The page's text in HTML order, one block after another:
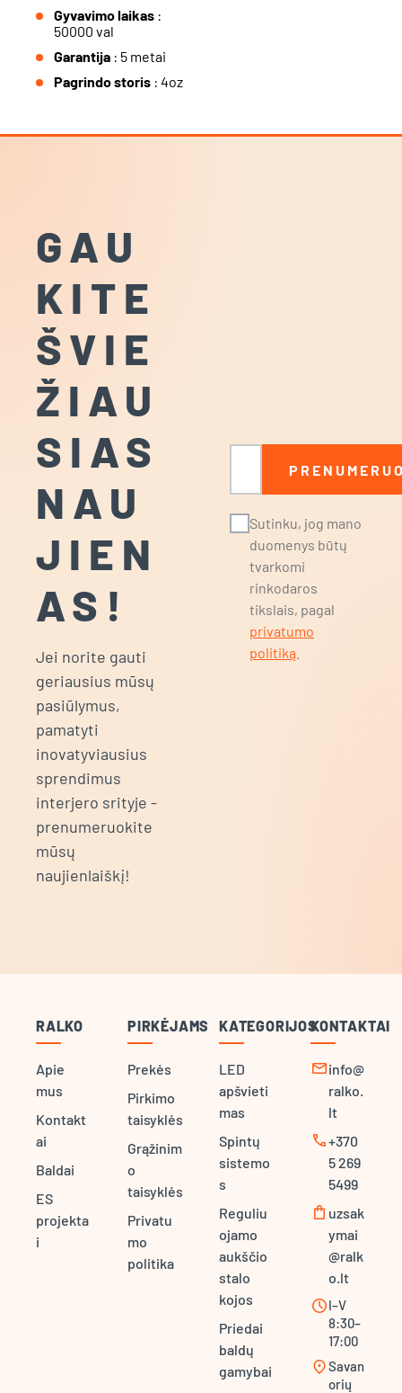
Gyvavimo laikas :
50000 val
Garantija : 5 metai
Pagrindo storis : 4oz
GAU
KITE
ŠVIE
ŽIAU
SIAS
NAU
JIEN
AS!
Jei norite gauti
geriausius mūsų
pasiūlymus,
pamatyti
inovatyviausius
sprendimus
interjero srityje -
prenumeruokite
mūsų
naujienlaiškį!
El. paštas
Sutinku, jog mano
duomenys būtų
tvarkomi
rinkodaros
tikslais, pagal
privatumo
politiką
RALKO
Apie
mus
Kontakt
ai
Baldai
ES
projekta
i
PIRKĖJAMS
Prekės
Pirkimo
taisyklės
Grąžinim
o
taisyklės
Privatu
mo
politika
KATEGORIJOS
LED
apšvieti
mas
Spintų
sistemo
s
Reguliu
ojamo
aukščio
stalo
kojos
Priedai
baldų
gamybai
KONTAKTAI
mailinfo@
ralko.
lt
call+370
5 269
5499
shopping_bag uzsak
ymai
@ralk
o.lt
scheduleI–V
8:30–
17:00
location_onSavan
orių